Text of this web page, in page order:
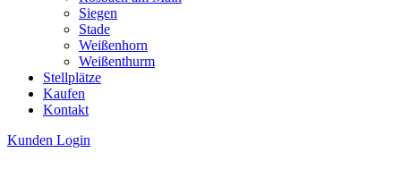
Siegen
Stade
Weißenhorn
Weißenthurm
Stellplätze
Kaufen
Kontakt
Kunden Login